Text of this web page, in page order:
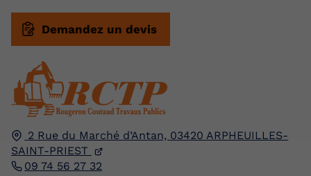
2 Rue du Marché d’Antan, 03420 ARPHEUILLES-
SAINT-PRIEST
09 74 56 27 32
Demandez un devis